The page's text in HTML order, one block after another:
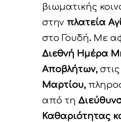
βιωματικής
στην πλατεία
στο Γουδή. Με
Διεθνή Ημέρα
Αποβλήτων,στις
Μαρτίου,
από τη
Καθαριότητας